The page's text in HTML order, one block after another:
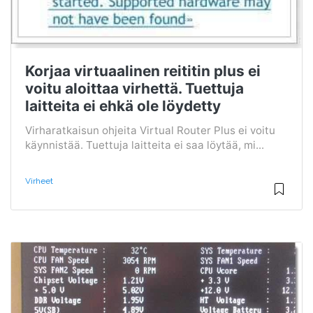
Korjaa virtuaalinen reititin plus ei
voitu aloittaa virhettä. Tuettuja
laitteita ei ehkä ole löydetty
Virharatkaisun ohjeita Virtual Router Plus ei voitu
käynnistää. Tuettuja laitteita ei saa löytää, mi...
Virheet